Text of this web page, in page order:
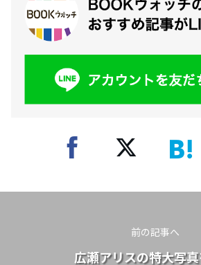
前の記事へ
広瀬アリスの特大写